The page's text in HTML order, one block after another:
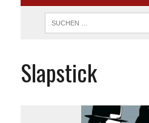
Slapstick